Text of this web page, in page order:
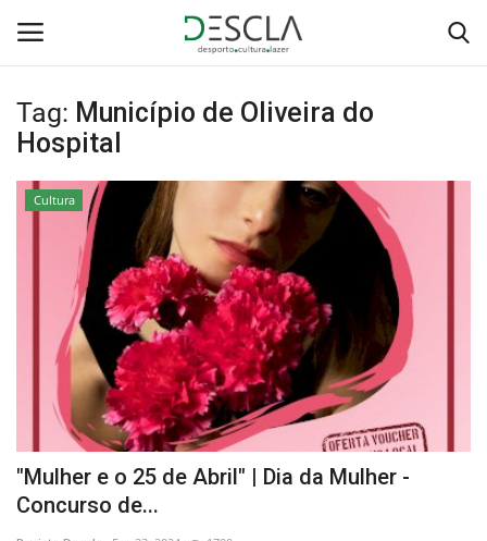
Login Registar
Home
...by Descla
Desporto
Contactos
Sobre Nós
Educação
Tag: Município de Oliveira do
Hospital
Cultura
"Mulher e o 25 de Abril" | Dia da Mulher -
Concurso de...